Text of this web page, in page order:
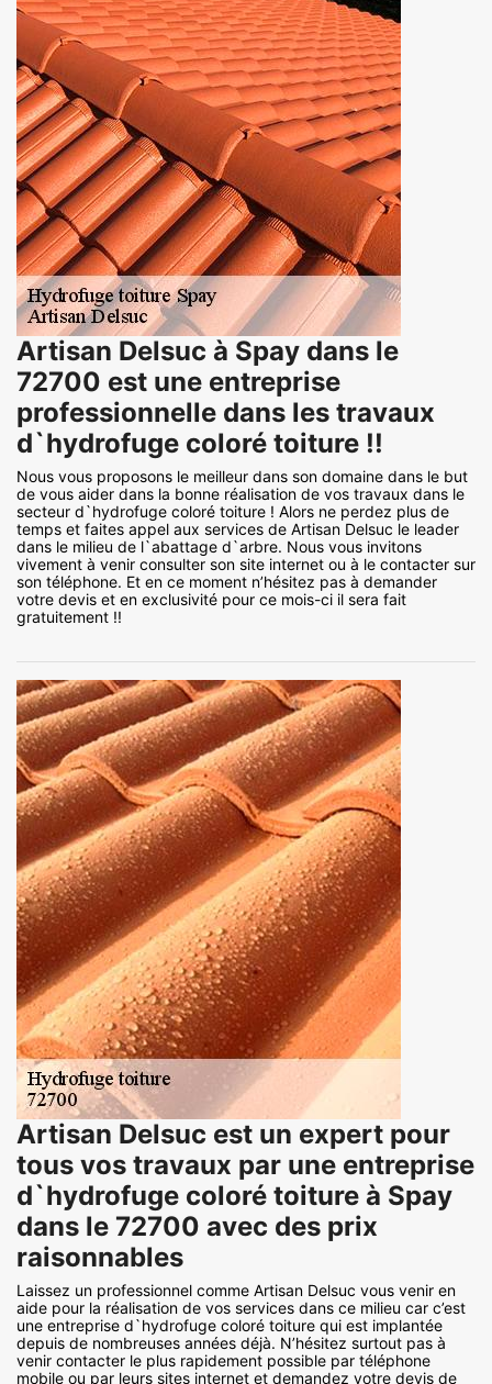
Artisan Delsuc à Spay dans le
72700 est une entreprise
professionnelle dans les travaux
d`hydrofuge coloré toiture !!
Nous vous proposons le meilleur dans son domaine dans le but
de vous aider dans la bonne réalisation de vos travaux dans le
secteur d`hydrofuge coloré toiture ! Alors ne perdez plus de
temps et faites appel aux services de Artisan Delsuc le leader
dans le milieu de l`abattage d`arbre. Nous vous invitons
vivement à venir consulter son site internet ou à le contacter sur
son téléphone. Et en ce moment n’hésitez pas à demander
votre devis et en exclusivité pour ce mois-ci il sera fait
gratuitement !!
Artisan Delsuc est un expert pour
tous vos travaux par une entreprise
d`hydrofuge coloré toiture à Spay
dans le 72700 avec des prix
raisonnables
Laissez un professionnel comme Artisan Delsuc vous venir en
aide pour la réalisation de vos services dans ce milieu car c’est
une entreprise d`hydrofuge coloré toiture qui est implantée
depuis de nombreuses années déjà. N’hésitez surtout pas à
venir contacter le plus rapidement possible par téléphone
mobile ou par leurs sites internet et demandez votre devis de